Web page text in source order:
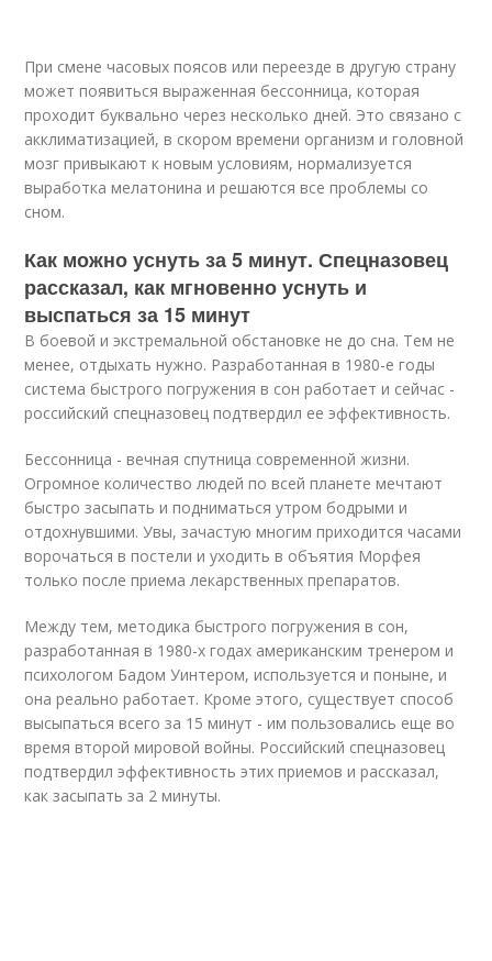
При смене часовых поясов или переезде в другую страну
может появиться выраженная бессонница, которая
проходит буквально через несколько дней. Это связано с
акклиматизацией, в скором времени организм и головной
мозг привыкают к новым условиям, нормализуется
выработка мелатонина и решаются все проблемы со
сном.
Как можно уснуть за 5 минут. Спецназовец
рассказал, как мгновенно уснуть и
выспаться за 15 минут
В боевой и экстремальной обстановке не до сна. Тем не
менее, отдыхать нужно. Разработанная в 1980-е годы
система быстрого погружения в сон работает и сейчас -
российский спецназовец подтвердил ее эффективность.
Бессонница - вечная спутница современной жизни.
Огромное количество людей по всей планете мечтают
быстро засыпать и подниматься утром бодрыми и
отдохнувшими. Увы, зачастую многим приходится часами
ворочаться в постели и уходить в объятия Морфея
только после приема лекарственных препаратов.
Между тем, методика быстрого погружения в сон,
разработанная в 1980-х годах американским тренером и
психологом Бадом Уинтером, используется и поныне, и
она реально работает. Кроме этого, существует способ
высыпаться всего за 15 минут - им пользовались еще во
время второй мировой войны. Российский спецназовец
подтвердил эффективность этих приемов и рассказал,
как засыпать за 2 минуты.